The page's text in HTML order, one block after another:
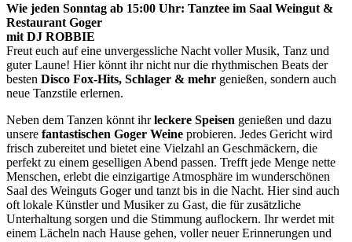
Wie jeden Sonntag ab 15:00 Uhr: Tanztee im Saal Weingut &
Restaurant Goger
mit DJ ROBBIE
Freut euch auf eine unvergessliche Nacht voller Musik, Tanz und
guter Laune! Hier könnt ihr nicht nur die rhythmischen Beats der
besten Disco Fox-Hits, Schlager & mehr genießen, sondern auch
neue Tanzstile erlernen.
Neben dem Tanzen könnt ihrleckere Speisen genießen und dazu
unsere fantastischen Goger Weine probieren. Jedes Gericht wird
frisch zubereitet und bietet eine Vielzahl an Geschmäckern, die
perfekt zu einem geselligen Abend passen. Trefft jede Menge nette
Menschen, erlebt die einzigartige Atmosphäre im wunderschönen
Saal des Weinguts Goger und tanzt bis in die Nacht. Hier sind auch
oft lokale Künstler und Musiker zu Gast, die für zusätzliche
Unterhaltung sorgen und die Stimmung auflockern. Ihr werdet mit
einem Lächeln nach Hause gehen, voller neuer Erinnerungen und